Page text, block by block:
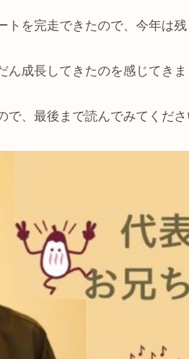
トを完走できたので、今年は残
ん成長してきたのを感じてき
で、最後まで読んでみてくださ